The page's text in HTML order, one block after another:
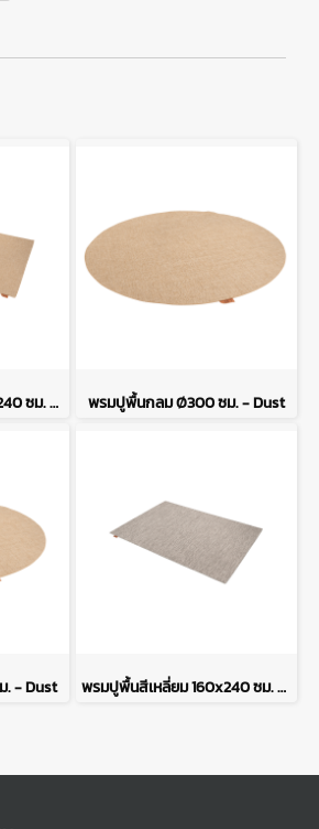
พรมปูพื้นสีเหลี่ยม 160x240 ซม. - Dust พรมปูพื้นกลม Ø300 ซม. - Dust
. - Dust พรมปูพื้นสีเหลี่ยม 160x240 ซม. - Dust Slate